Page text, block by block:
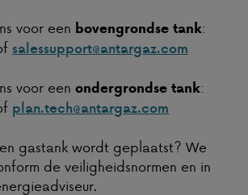
voor een bovengrondse tank:
salessupport@antargaz.com
voor een ondergrondse tank:
plan.tech@antargaz.com
gastank wordt geplaatst? We
de veiligheidsnormen en in